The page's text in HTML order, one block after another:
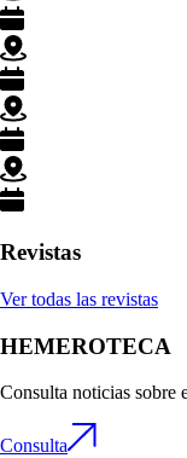
Revistas
Ver todas las revistas
HEMEROTECA
Consulta noticias sobre
Consulta